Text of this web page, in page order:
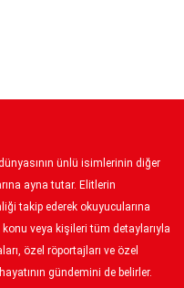
ünlü isimlerinin diğer
ayna tutar. Elitlerin
takip ederek okuyucularına
veya kişileri tüm detaylarıyla
özel röportajları ve özel
gündemini de belirler.